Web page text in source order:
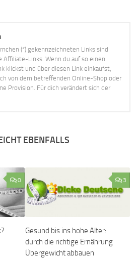
(*) gekennzeichneten Links sind
Affiliate-Links. Wenn du auf so einen
klickst und über diesen Link einkaufst,
von dem betreffenden Online-Shop oder
Provision. Für dich verändert sich der
EBENFALLS
0 3
Gesund bis ins hohe Alter:
durch die richtige Ernährung
Übergewicht abbauen